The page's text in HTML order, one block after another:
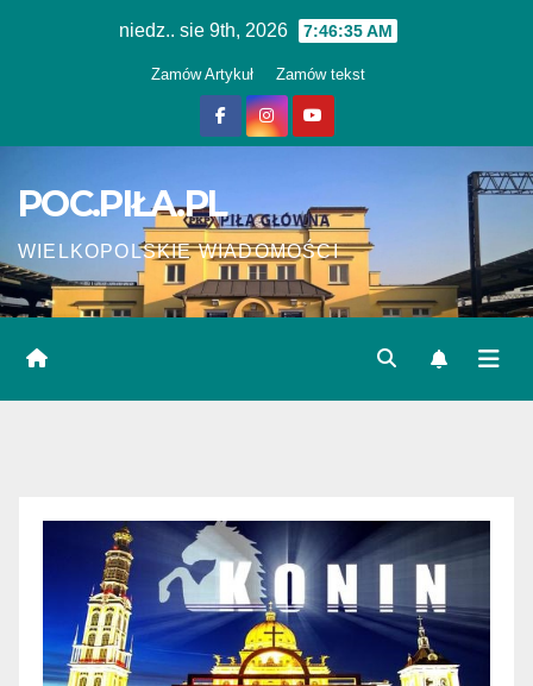
niedz.. sie 9th, 2026 7:46:35 AM
Zamów Artykuł Zamów tekst
POC.PIŁA.PL
WIELKOPOLSKIE WIADOMOŚCI